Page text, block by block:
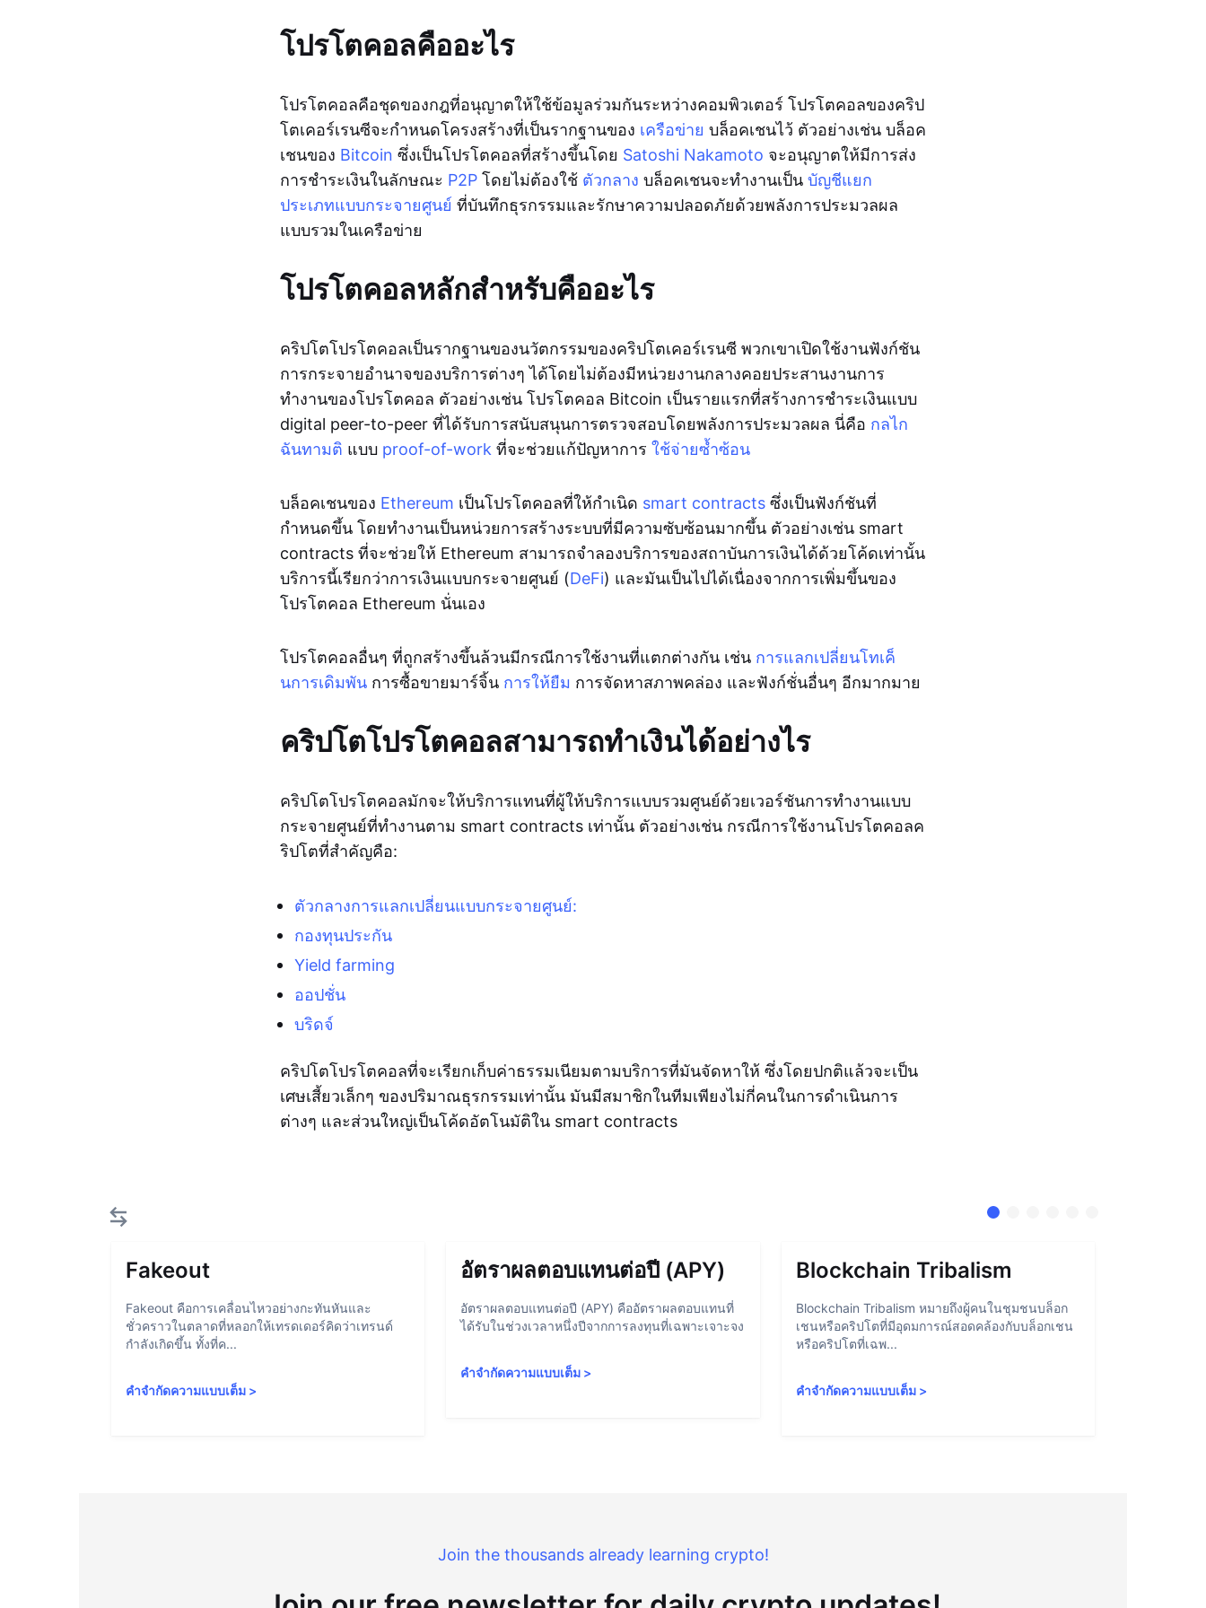
โปรโตคอลคืออะไร
โปรโตคอลคือชุดของกฎที่อนุญาตให้ใช้ข้อมูลร่วมกันระหว่างคอมพิวเตอร์ โปรโตคอลของคริป
โตเคอร์เรนซีจะกำหนดโครงสร้างที่เป็นรากฐานของ เครือข่าย บล็อคเชนไว้ ตัวอย่างเช่น บล็อค
เชนของ Bitcoin ซึ่งเป็นโปรโตคอลที่สร้างขึ้นโดย Satoshi Nakamoto จะอนุญาตให้มีการส่ง
การชำระเงินในลักษณะ P2P โดยไม่ต้องใช้ ตัวกลาง บล็อคเชนจะทำงานเป็น บัญชีแยก
ประเภทแบบกระจายศูนย์ ที่บันทึกธุรกรรมและรักษาความปลอดภัยด้วยพลังการประมวลผล
แบบรวมในเครือข่าย
โปรโตคอลหลักสำหรับคืออะไร
คริปโตโปรโตคอลเป็นรากฐานของนวัตกรรมของคริปโตเคอร์เรนซี พวกเขาเปิดใช้งานฟังก์ชัน
การกระจายอำนาจของบริการต่างๆ ได้โดยไม่ต้องมีหน่วยงานกลางคอยประสานงานการ
ทำงานของโปรโตคอล ตัวอย่างเช่น โปรโตคอล Bitcoin เป็นรายแรกที่สร้างการชำระเงินแบบ
digital peer-to-peer ที่ได้รับการสนับสนุนการตรวจสอบโดยพลังการประมวลผล นี่คือ กลไก
ฉันทามติ แบบ proof-of-work ที่จะช่วยแก้ปัญหาการ ใช้จ่ายซ้ำซ้อน
บล็อคเชนของ Ethereum เป็นโปรโตคอลที่ให้กำเนิด smart contracts ซึ่งเป็นฟังก์ชันที่
กำหนดขึ้น โดยทำงานเป็นหน่วยการสร้างระบบที่มีความซับซ้อนมากขึ้น ตัวอย่างเช่น smart
contracts ที่จะช่วยให้ Ethereum สามารถจำลองบริการของสถาบันการเงินได้ด้วยโค้ดเท่านั้น
บริการนี้เรียกว่าการเงินแบบกระจายศูนย์ (DeFi) และมันเป็นไปได้เนื่องจากการเพิ่มขึ้นของ
โปรโตคอล Ethereum นั่นเอง
โปรโตคอลอื่นๆ ที่ถูกสร้างขึ้นล้วนมีกรณีการใช้งานที่แตกต่างกัน เช่น การแลกเปลี่ยนโทเค็
นการเดิมพัน การซื้อขายมาร์จิ้น การให้ยืม การจัดหาสภาพคล่อง และฟังก์ชั่นอื่นๆ อีกมากมาย
คริปโตโปรโตคอลสามารถทำเงินได้อย่างไร
คริปโตโปรโตคอลมักจะให้บริการแทนที่ผู้ให้บริการแบบรวมศูนย์ด้วยเวอร์ชันการทำงานแบบ
กระจายศูนย์ที่ทำงานตาม smart contracts เท่านั้น ตัวอย่างเช่น กรณีการใช้งานโปรโตคอลค
ริปโตที่สำคัญคือ:
ตัวกลางการแลกเปลี่ยนแบบกระจายศูนย์:
กองทุนประกัน
Yield farming
ออปชั่น
บริดจ์
คริปโตโปรโตคอลที่จะเรียกเก็บค่าธรรมเนียมตามบริการที่มันจัดหาให้ ซึ่งโดยปกติแล้วจะเป็น
เศษเสี้ยวเล็กๆ ของปริมาณธุรกรรมเท่านั้น มันมีสมาชิกในทีมเพียงไม่กี่คนในการดำเนินการ
ต่างๆ และส่วนใหญ่เป็นโค้ดอัตโนมัติใน smart contracts
Fakeout
Fakeout คือการเคลื่อนไหวอย่างกะทันหันและ
ชั่วคราวในตลาดที่หลอกให้เทรดเดอร์คิดว่าเทรนด์
กำลังเกิดขึ้น ทั้งที่ค...
คำจำกัดความแบบเต็ม >
อัตราผลตอบแทนต่อปี (APY)
อัตราผลตอบแทนต่อปี (APY) คืออัตราผลตอบแทนที่
ได้รับในช่วงเวลาหนึ่งปีจากการลงทุนที่เฉพาะเจาะจง
คำจำกัดความแบบเต็ม >
Blockchain Tribalism
Blockchain Tribalism หมายถึงผู้คนในชุมชนบล็อก
เชนหรือคริปโตที่มีอุดมการณ์สอดคล้องกับบล็อกเชน
หรือคริปโตที่เฉพ...
คำจำกัดความแบบเต็ม>
Join the thousands already learning crypto!